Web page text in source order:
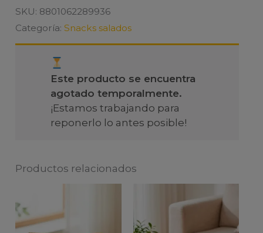
SKU: 8801062289936
Categoría:Snacks salados
Este producto se encuentra
agotado temporalmente.
¡Estamos trabajando para
reponerlo lo antes posible!
Productos relacionados